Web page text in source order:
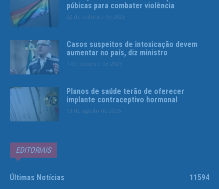
púbicas para combater violência
22 de outubro de 2025
Casos suspeitos de intoxicação devem
aumentar no país, diz ministro
1 de outubro de 2025
Planos de saúde terão de oferecer
implante contraceptivo hormonal
13 de agosto de 2025
EDITORIAIS
Últimas Notícias
11594